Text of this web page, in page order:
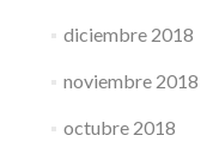
diciembre 2018
noviembre 2018
octubre 2018